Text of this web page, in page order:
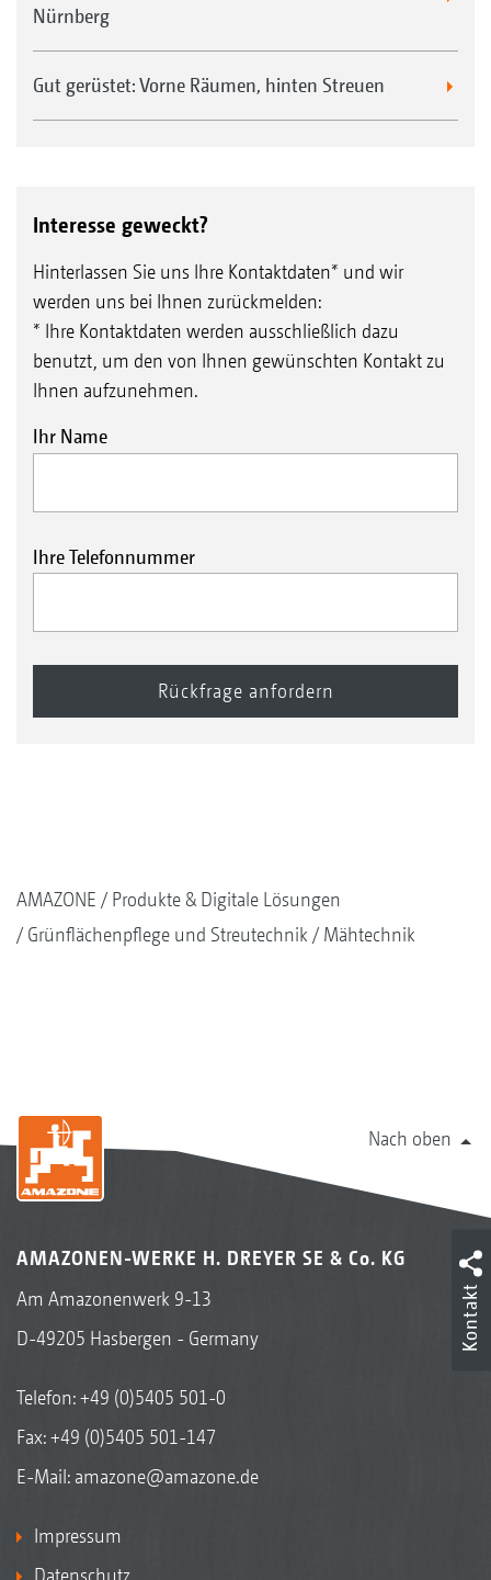
Nürnberg
Gut gerüstet: Vorne Räumen, hinten Streuen
Interesse geweckt?
Hinterlassen Sie uns Ihre Kontaktdaten* und wir
werden uns bei Ihnen zurückmelden:
* Ihre Kontaktdaten werden ausschließlich dazu
benutzt, um den von Ihnen gewünschten Kontakt zu
Ihnen aufzunehmen.
Ihr Name
Ihre Telefonnummer
AMAZONE
Produkte & Digitale Lösungen
Grünflächenpflege und Streutechnik
Mähtechnik
Nach oben
AMAZONEN-WERKE H. DREYER SE & Co. KG
Am Amazonenwerk 9-13
D-49205 Hasbergen - Germany
Telefon:+49 (0)5405 501-0
Fax: +49 (0)5405 501-147
E-Mail: amazone@amazone.de
Impressum
Datenschutz
Kontakt